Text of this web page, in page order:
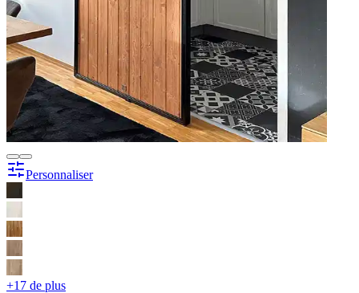
Personnaliser
+17 de plus